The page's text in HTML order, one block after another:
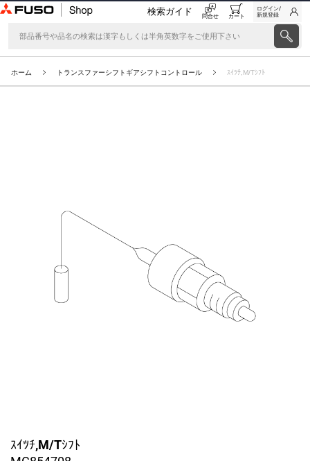
検索ガイド 問合せ カート
ログイン/
新規登録
ホーム トランスファーシフトギアシフトコントロール ｽｲﾂﾁ,M/Tｼﾌﾄ
ｽｲﾂﾁ,M/Tｼﾌﾄ